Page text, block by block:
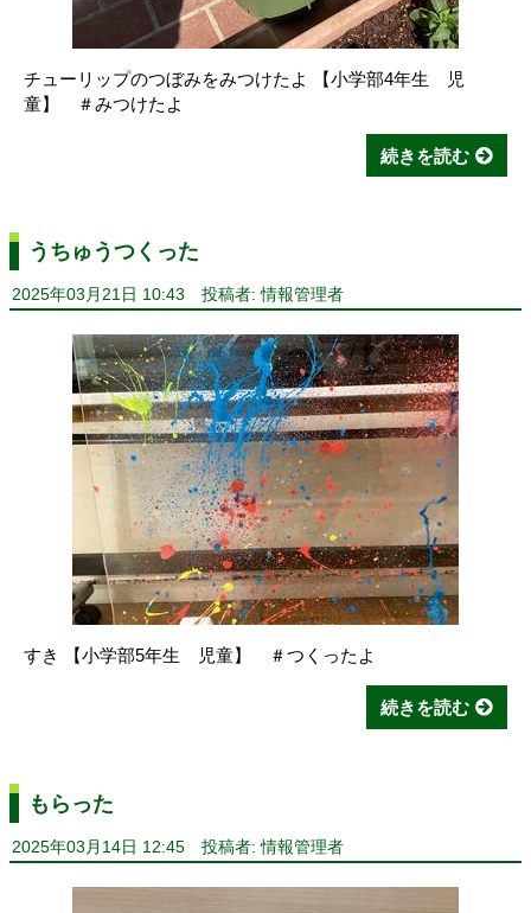
チューリップのつぼみをみつけたよ 【小学部4年生 児
童】 ＃みつけたよ
続きを読む
うちゅうつくった
2025年03月21日 10:43 投稿者: 情報管理者
すき 【小学部5年生 児童】 ＃つくったよ
続きを読む
もらった
2025年03月14日 12:45 投稿者: 情報管理者